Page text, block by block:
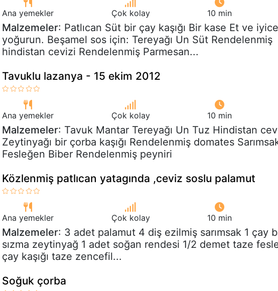
Ana yemekler Çok kolay 10 min
Malzemeler: Patlıcan Süt bir çay kaşığı Bir kase Et ve iyice
yoğurun. Beşamel sos için: Tereyağı Un Süt Rendelenmiş
hindistan cevizi Rendelenmiş Parmesan...
Tavuklu lazanya - 15 ekim 2012
Ana yemekler Çok kolay 10 min
Malzemeler: Tavuk Mantar Tereyağı Un Tuz Hindistan
Zeytinyağı bir çorba kaşığı Rendelenmiş domates
Fesleğen Biber Rendelenmiş peyniri
Közlenmiş patlıcan yatagında ,ceviz soslu palamut
Ana yemekler Çok kolay 10 min
Malzemeler: 3 adet palamut 4 diş ezilmiş sarımsak 1 çay
sızma zeytinyağ 1 adet soğan rendesi 1/2 demet taze
çay kaşığı taze zencefil...
Soğuk çorba